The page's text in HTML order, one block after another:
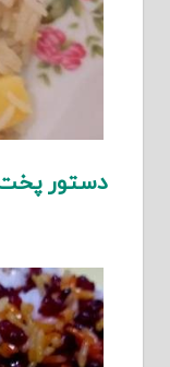
دستور